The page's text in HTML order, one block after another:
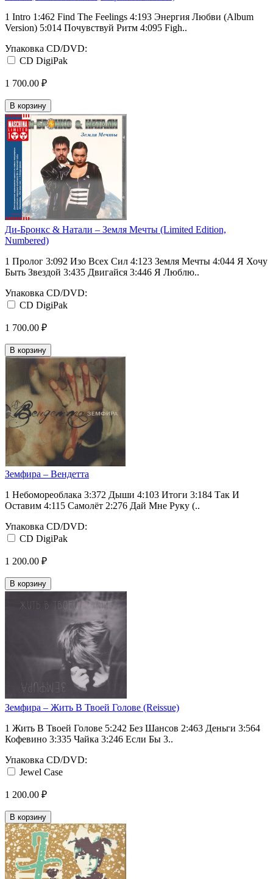
1 Intro 1:462 Find The Feelings 4:193 Энергия Любви (Album
Version) 5:014 Почувствуй Ритм 4:095 Figh..
Упаковка CD/DVD:
CD DigiPak
1 700.00 ₽
В корзину
Ди-Бронкс & Натали ‎– Земля Мечты (Limited Edition,
Numbered)
1 Пролог 3:092 Изо Всех Сил 4:123 Земля Мечты 4:044 Я Хочу
Быть Звездой 3:435 Двигайся 3:446 Я Люблю..
Упаковка CD/DVD:
CD DigiPak
1 700.00 ₽
В корзину
Земфира – Вендетта
1 Небомореоблака 3:372 Дыши 4:103 Итоги 3:184 Так И
Оставим 4:115 Самолёт 2:276 Дай Мне Руку (..
Упаковка CD/DVD:
CD DigiPak
1 200.00 ₽
В корзину
Земфира ‎– Жить В Твоей Голове (Reissue)
1 Жить В Твоей Голове 5:242 Без Шансов 2:463 Деньги 3:564
Кофевино 3:335 Чайка 3:246 Если Бы 3..
Упаковка CD/DVD:
Jewel Case
1 200.00 ₽
В корзину